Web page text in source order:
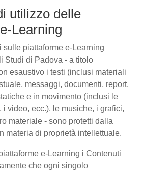
utilizzo delle
Learning
sulle piattaforme e-Learning
Studi di Padova - a titolo
esaustivo i testi (inclusi materiali
messaggi, documenti, report,
e in movimento (inclusi le
i video, ecc.), le musiche, i grafici,
materiale - sono protetti dalla
materia di proprietà intellettuale.
e-Learning i Contenuti
che ogni singolo